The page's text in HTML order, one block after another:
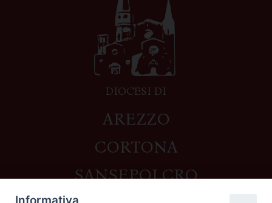
DIOCESI DI
AREZZO
CORTONA
SANSEPOLCRO